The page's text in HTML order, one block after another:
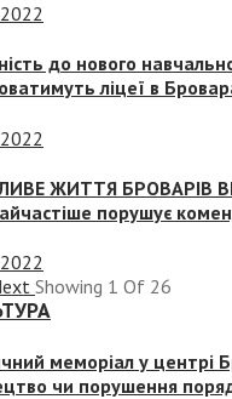
до нового
ліцеї в
ЖИТТЯ БРОВАРІВ
порушує
Showing 1 Of 26
меморіал у центрі
чи порушення